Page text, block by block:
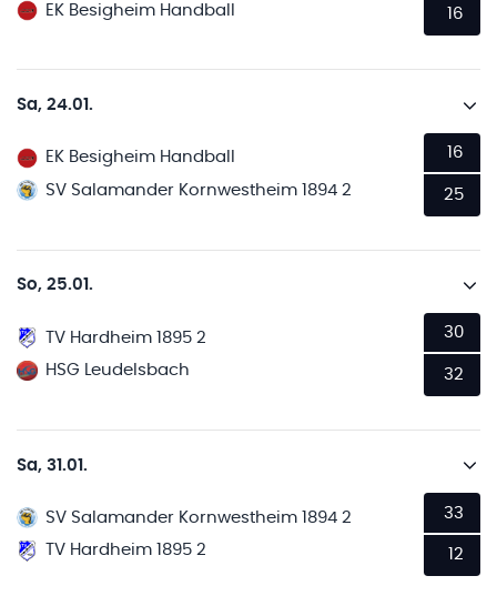
EK Besigheim Handball
16
Sa, 24.01.
EK Besigheim Handball
SV Salamander Kornwestheim 1894 2
16
25
So, 25.01.
TV Hardheim 1895 2
HSG Leudelsbach
30
32
Sa, 31.01.
SV Salamander Kornwestheim 1894 2
TV Hardheim 1895 2
33
12